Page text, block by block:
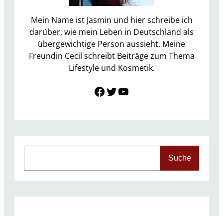
b
r
u
a
r
2
Mein Name ist Jasmin und hier schreibe ich
darüber, wie mein Leben in Deutschland als
übergewichtige Person aussieht. Meine
Freundin Cecil schreibt Beiträge zum Thema
Lifestyle und Kosmetik.
Link zu Facebook Twitter YouTube
c
Suche